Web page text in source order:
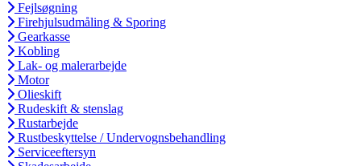
Fejlsøgning
Firehjulsudmåling & Sporing
Gearkasse
Kobling
Lak- og malerarbejde
Motor
Olieskift
Rudeskift & stenslag
Rustarbejde
Rustbeskyttelse / Undervognsbehandling
Serviceeftersyn